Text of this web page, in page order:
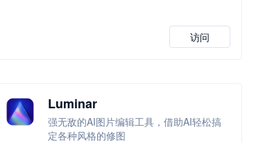
访问
Luminar
强无敌的AI图片编辑工具，借助AI轻松搞
定各种风格的修图